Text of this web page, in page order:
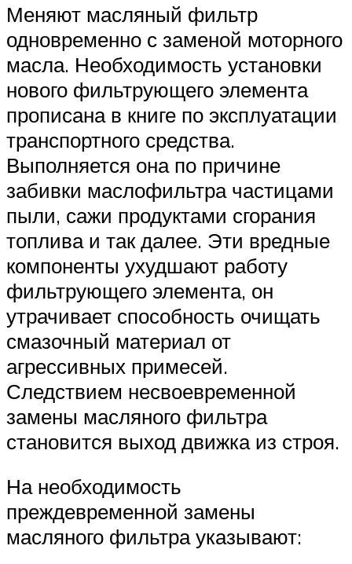
Меняют масляный фильтр
одновременно с заменой моторного
масла. Необходимость установки
нового фильтрующего элемента
прописана в книге по эксплуатации
транспортного средства.
Выполняется она по причине
забивки маслофильтра частицами
пыли, сажи продуктами сгорания
топлива и так далее. Эти вредные
компоненты ухудшают работу
фильтрующего элемента, он
утрачивает способность очищать
смазочный материал от
агрессивных примесей.
Следствием несвоевременной
замены масляного фильтра
становится выход движка из строя.
На необходимость
преждевременной замены
масляного фильтра указывают: